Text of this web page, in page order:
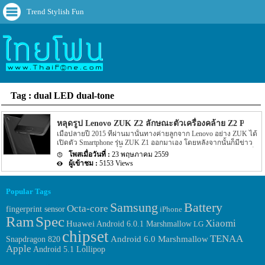
Trend Stylish Fun
Tag : dual LED dual-tone
หลุดรูป Lenovo ZUK Z2 ลักษณะตัวเครื่องคล้าย Z2 Pro
เมื่อปลายปี 2015 ที่ผ่านมานั้นทางค่ายลูกจาก Lenovo อย่าง ZUK ได้
เปิดตัว Smartphone รุ่น ZUK Z1 ออกมาเอง โดยหลังจากนั้นก็มีข่าว
ออกมาว่าทาง ZUK นั้นอาจจะพัฒนารุ่นต่อยอดอย่าง ZUK Z2 แต่ก็
ไม่มีข่าวใดๆ ออกมาอย่างแน่ชัดนัก จนเมื่อเดือนที่แล้วนั้นกลับมีข่าว
ของ ZUK Z2 Pro ถูกเปิดเผยออกมาอีกครั้ง จนหลายๆ คนอาจจะสงสัย
ว่าทาง ZUK จะไม่ออกรุ่นเล็กอย่าง ZUK Z2 ออกมาหรือไม่ แต่ล่าสุด
เป็นข่าวลือเพราะทาง Senior vice president ของ ZUK นั้นได้แชร์รูป
ตัวเครื่องรุ่นใหม่อย่าง ZUK Z2 ลงบนหน้าเว็บไซต์ที่น่าเชื่อถือได้ใน
ประเทศจีนอย่าง Weibo นั้นเอง โดยรูปที่ถูกโพสลงไปนั้นเป็นรุปของตัว
เครื่อง ZUK Z2 โดยสีของรูปนั้นจะเป็นสีดำจ่างๆ โดยจะซ่อนรายสี
ที่แท้จริงของตัวเครื่องนั้นเอง […]
23 พฤษภาคม 2559
5153 Views
Popular Tags
fingerprint sensorOcta-core Samsung iPhone Battery
RamSpecHuaweiAndroid 6.0.1 Marshmallow LG Xiaomi
Snapdragon 820 chipsetAndroid 6.0 MarshmallowTENAA
Apple Android 5.1 Lollipop